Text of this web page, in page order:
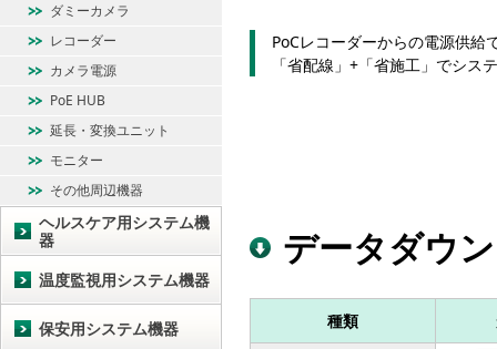
PoCレコーダーからの電源供給
「省配線」+「省施工」でシス
データダウ
種類
ダミーカメラ
レコーダー
カメラ電源
PoE HUB
延長・変換ユニット
モニター
その他周辺機器
ヘルスケア用システム機
器
温度監視用システム機器
保安用システム機器